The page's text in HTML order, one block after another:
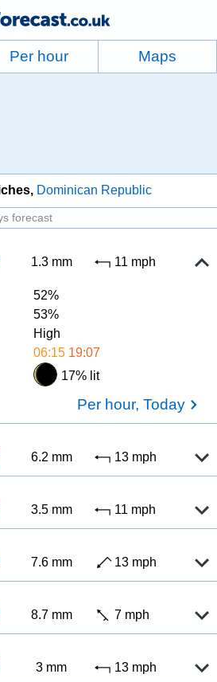
Per hour Maps
Dominican Republic
forecast
1.3 mm 11 mph
52%
53%
High
06:15 19:07
17% lit
Per hour, Today
6.2 mm 13 mph
3.5 mm 11 mph
7.6 mm 13 mph
8.7 mm 7 mph
3 mm 13 mph